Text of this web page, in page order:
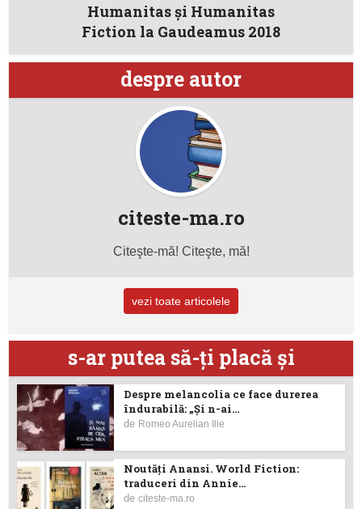
Humanitas și Humanitas
Fiction la Gaudeamus 2018
despre autor
citeste-ma.ro
Citeşte-mă! Citeşte, mă!
vezi toate articolele
s-ar putea să-ţi placă şi
Despre melancolia ce face durerea
îndurabilă: „Și n-ai...
de Romeo Aurelian Ilie
Noutăţi Anansi. World Fiction:
traduceri din Annie...
deciteste-ma.ro